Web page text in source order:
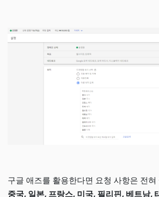
구글 애즈를 활용한다면 요청 사항은 전
중국, 일본, 프랑스, 미국, 필리핀, 베트남,